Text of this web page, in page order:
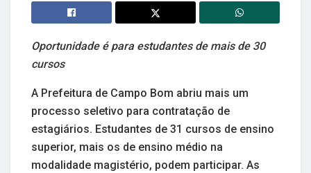
Oportunidade é para estudantes de mais de 30
cursos
A Prefeitura de Campo Bom abriu mais um
processo seletivo para contratação de
estagiários. Estudantes de 31 cursos de ensino
superior, mais os de ensino médio na
modalidade magistério, podem participar. As